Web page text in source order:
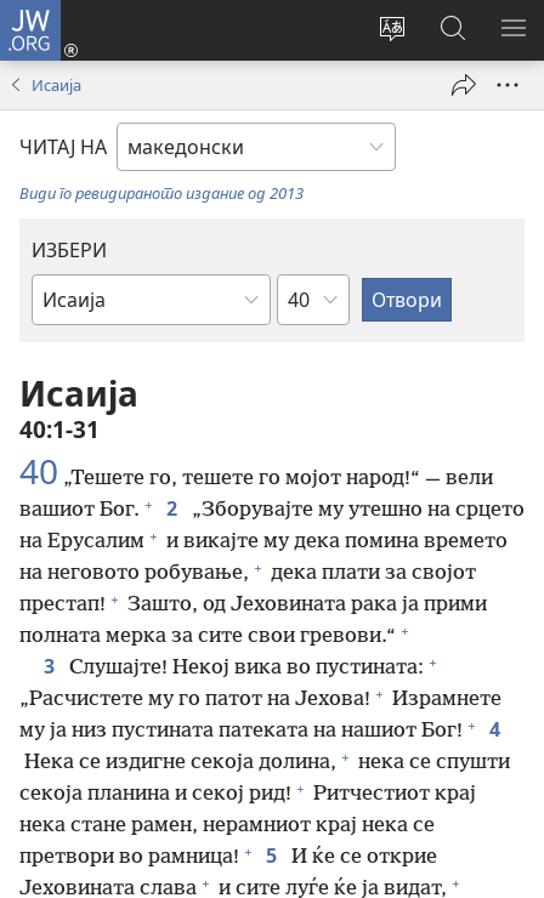
JW.ORG
Смени
јазикот
на
страницата
Најави
се
window)
на
JW.ORG/
Исаија
ЧИТАЈ НА
Види го ревидираното издание од 2013
ИЗБЕРИ
Библиска
Поглавје
Исаија
40:1-31
40 „Тешете го, тешете го мојот народ!“ — вели
вашиот Бог. + 2
„Зборувајте му утешно на срцето
на Ерусалим + и викајте му дека помина времето
на неговото робување, + дека плати за својот
престап! + Зашто, од Јеховината рака ја прими
полната мерка за сите свои гревови.“ +
3 Слушајте! Некој вика во пустината: +
„Расчистете му го патот на Јехова! + Израмнете
му ја низ пустината патеката на нашиот Бог! + 4
Нека се издигне секоја долина, + нека се спушти
секоја планина и секој рид! + Ритчестиот крај
нека стане рамен, нерамниот крај нека се
претвори во рамница! + 5
И ќе се открие
Јеховината слава + и сите луѓе ќе ја видат, +